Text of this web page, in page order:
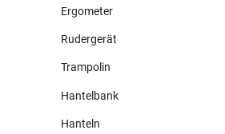
Ergometer
Rudergerät
Trampolin
Hantelbank
Hanteln